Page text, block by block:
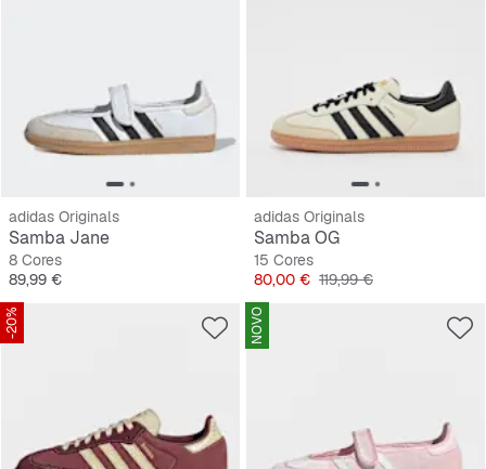
adidas Originals
Samba Jane
8 Cores
Preço
89,99 €
adidas Originals
Samba OG
15 Cores
Preço
80,00 € Preço original
119,99 €
-20% NOVO